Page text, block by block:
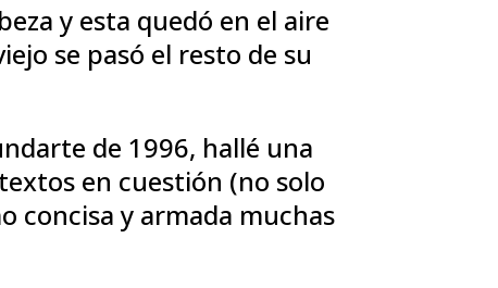
y esta quedó en el aire
se pasó el resto de su
de 1996, hallé una
en cuestión (no solo
concisa y armada muchas